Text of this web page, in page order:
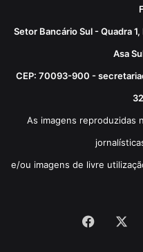
Setor Bancário Sul - Quadra
Asa
CEP: 70093-900 -
As imagens reproduzidas
e/ou imagens de livre